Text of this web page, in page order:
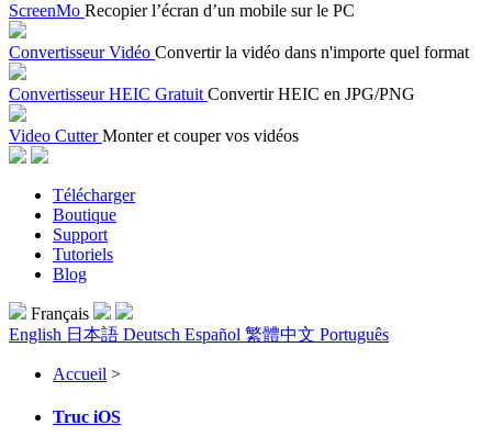
ScreenMo Recopier l’écran d’un mobile sur le PC
Convertisseur Vidéo Convertir la vidéo dans n'importe quel format
Convertisseur HEIC Gratuit Convertir HEIC en JPG/PNG
Video Cutter Monter et couper vos vidéos
Télécharger
Boutique
Support
Tutoriels
Blog
Français
English 日本語 Deutsch Español 繁體中文 Português
Accueil >
Truc iOS